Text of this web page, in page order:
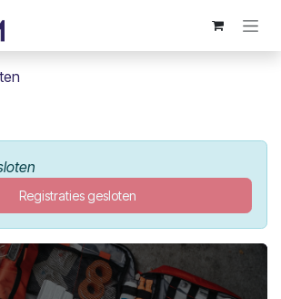
Registraties gesloten